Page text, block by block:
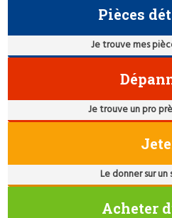
Pièces
Je trouve mes
Je trouve un pro
Le donner sur
Acheter